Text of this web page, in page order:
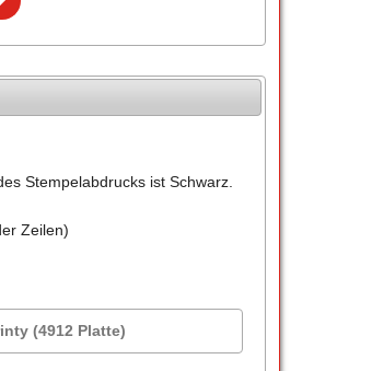
Stempelabdrucks ist Schwarz.
Zeilen)
(4912 Platte)